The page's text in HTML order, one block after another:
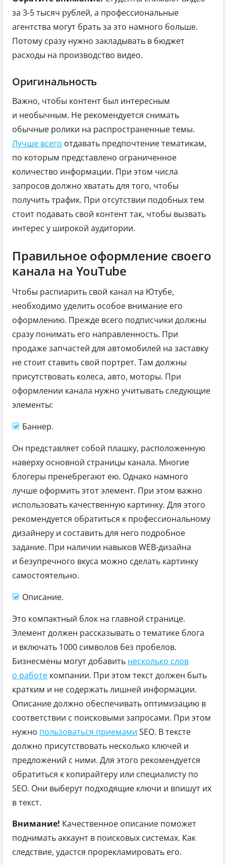
за 3-5 тысяч рублей, а профессиональные
агентства могут брать за это намного больше.
Потому сразу нужно закладывать в бюджет
расходы на производство видео.
Оригинальность
Важно, чтобы контент был интересным
и необычным. Не рекомендуется снимать
обычные ролики на распространенные темы.
Лучше всего отдавать предпочтение тематикам,
по которым представлено ограниченное
количество информации. При этом числа
запросов должно хватать для того, чтобы
получить трафик. При отсутствии подобных тем
стоит подавать свой контент так, чтобы вызвать
интерес у широкой аудитории.
Правильное оформление своего
канала на YouTube
Чтобы распиарить свой канал на Ютубе,
необходимо уделить особое внимание его
оформлению. Прежде всего подписчики должны
сразу понимать его направленность. При
продаже запчастей для автомобилей на заставку
не стоит ставить свой портрет. Там должны
присутствовать колеса, авто, моторы. При
оформлении канала нужно учитывать следующие
элементы:
Баннер.
Он представляет собой плашку, расположенную
наверху основной страницы канала. Многие
блогеры пренебрегают ею. Однако намного
лучше оформить этот элемент. При этом важно
использовать качественную картинку. Для этого
рекомендуется обратиться к профессиональному
дизайнеру и составить для него подробное
задание. При наличии навыков WEB-дизайна
и безупречного вкуса можно сделать картинку
самостоятельно.
Описание.
Это компактный блок на главной странице.
Элемент должен рассказывать о тематике блога
и включать 1000 символов без пробелов.
Бизнесмены могут добавить несколько слов
о работе компании. При этом текст должен быть
кратким и не содержать лишней информации.
Описание должно обеспечивать оптимизацию в
соответствии с поисковыми запросами. При этом
нужно пользоваться приемами SEO. В тексте
должно присутствовать несколько ключей и
предложений с ними. Для этого рекомендуется
обратиться к копирайтеру или специалисту по
SEO. Они выберут подходящие ключи и впишут их
в текст.
Внимание! Качественное описание поможет
поднимать аккаунт в поисковых системах. Как
следствие, удастся прорекламировать его.